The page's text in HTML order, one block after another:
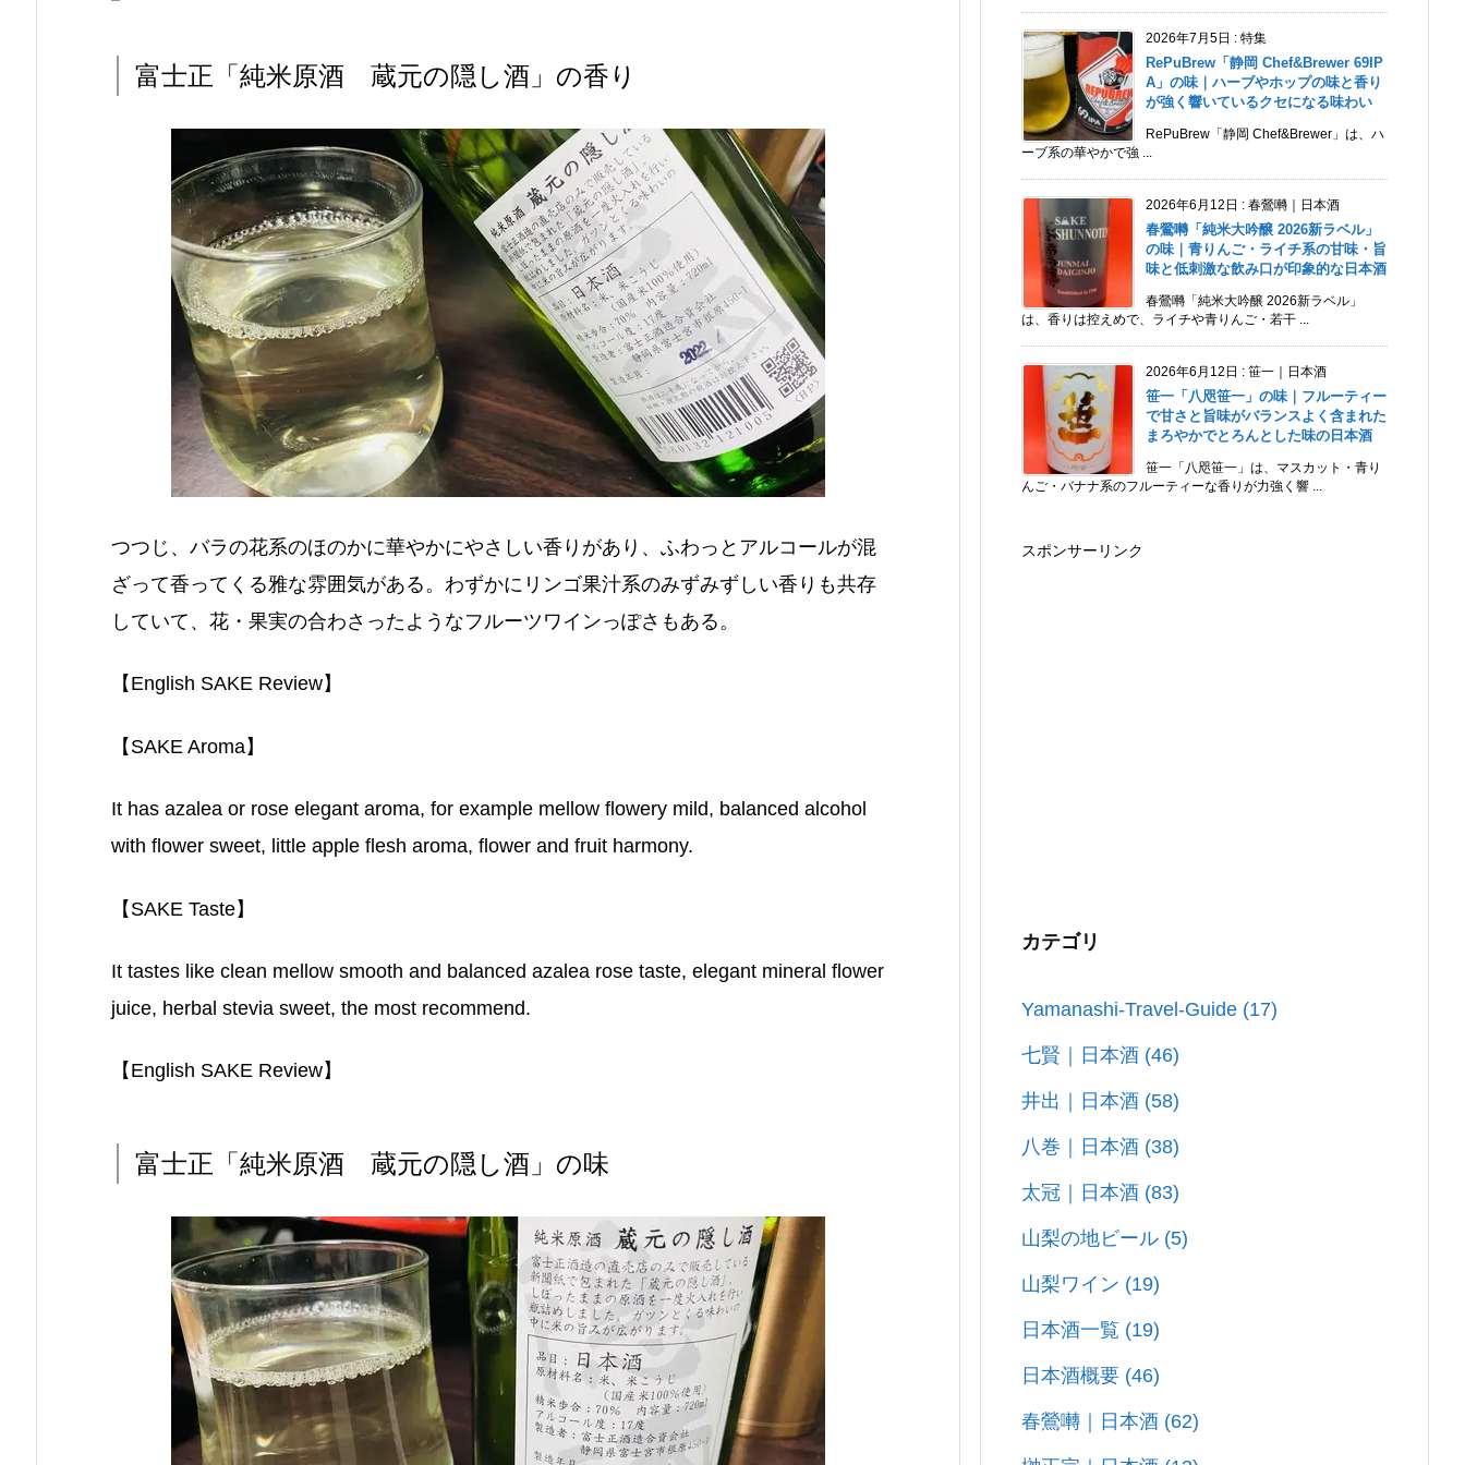
富士正「純米原酒 蔵元の隠し酒」の香り
つつじ、バラの花系のほのかに華やかにやさしい香りがあり、ふわっとアルコールが混
ざって香ってくる雅な雰囲気がある。わずかにリンゴ果汁系のみずみずしい香りも共存
していて、花・果実の合わさったようなフルーツワインっぽさもある。
【English SAKE Review】
【SAKE Aroma】
It has azalea or rose elegant aroma, for example mellow flowery mild, balanced alcohol
with flower sweet, little apple flesh aroma, flower and fruit harmony.
【SAKE Taste】
It tastes like clean mellow smooth and balanced azalea rose taste, elegant mineral flower
juice, herbal stevia sweet, the most recommend.
【English SAKE Review】
富士正「純米原酒 蔵元の隠し酒」の味
2026年7月5日 : 特集
RePuBrew「静岡 Chef&Brewer 69IP
A」の味｜ハーブやホップの味と香り
が強く響いているクセになる味わい
RePuBrew「静岡 Chef&Brewer」は、ハ
ーブ系の華やかで強 ...
2026年6月12日 : 春鶯囀｜日本酒
春鶯囀「純米大吟醸 2026新ラベル」
の味｜青りんご・ライチ系の甘味・旨
味と低刺激な飲み口が印象的な日本酒
春鶯囀「純米大吟醸 2026新ラベル」
は、香りは控えめで、ライチや青りんご・若干 ...
2026年6月12日 : 笹一｜日本酒
笹一「八咫笹一」の味｜フルーティー
で甘さと旨味がバランスよく含まれた
まろやかでとろんとした味の日本酒
笹一「八咫笹一」は、マスカット・青り
んご・バナナ系のフルーティーな香りが力強く響 ...
スポンサーリンク
カテゴリ
Yamanashi-Travel-Guide (17)
七賢｜日本酒 (46)
井出｜日本酒 (58)
八巻｜日本酒 (38)
太冠｜日本酒 (83)
山梨の地ビール (5)
山梨ワイン (19)
日本酒一覧 (19)
日本酒概要 (46)
春鶯囀｜日本酒 (62)